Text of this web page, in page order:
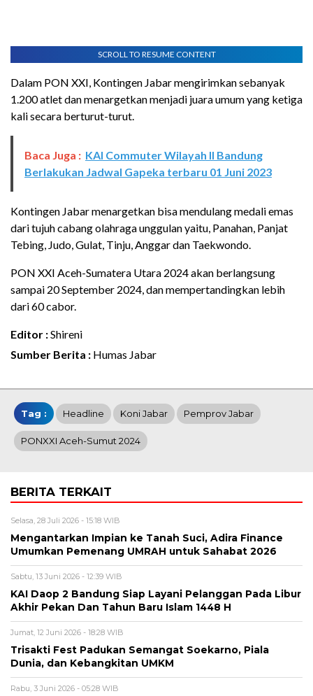
SCROLL TO RESUME CONTENT
Dalam PON XXI, Kontingen Jabar mengirimkan sebanyak
1.200 atlet dan menargetkan menjadi juara umum yang ketiga
kali secara berturut-turut.
Baca Juga : KAI Commuter Wilayah II Bandung
Berlakukan Jadwal Gapeka terbaru 01 Juni 2023
Kontingen Jabar menargetkan bisa mendulang medali emas
dari tujuh cabang olahraga unggulan yaitu, Panahan, Panjat
Tebing, Judo, Gulat, Tinju, Anggar dan Taekwondo.
PON XXI Aceh-Sumatera Utara 2024 akan berlangsung
sampai 20 September 2024, dan mempertandingkan lebih
dari 60 cabor.
Editor :Shireni
Sumber Berita : Humas Jabar
Tag : Headline Koni Jabar Pemprov Jabar
PONXXI Aceh-Sumut 2024
BERITA TERKAIT
Selasa, 28 Juli 2026 - 15:18 WIB
Mengantarkan Impian ke Tanah Suci, Adira Finance
Umumkan Pemenang UMRAH untuk Sahabat 2026
Sabtu, 13 Juni 2026 - 12:39 WIB
KAI Daop 2 Bandung Siap Layani Pelanggan Pada Libur
Akhir Pekan Dan Tahun Baru Islam 1448 H
Jumat, 12 Juni 2026 - 18:28 WIB
Trisakti Fest Padukan Semangat Soekarno, Piala
Dunia, dan Kebangkitan UMKM
Rabu, 3 Juni 2026 - 05:28 WIB